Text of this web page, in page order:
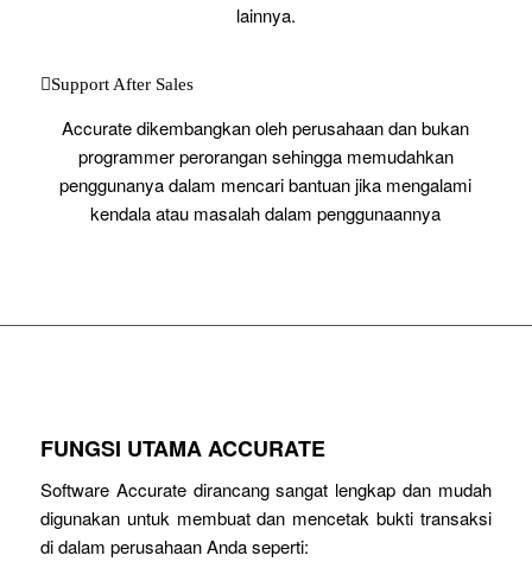
lainnya.
Support After Sales
Accurate dikembangkan oleh perusahaan dan bukan
programmer perorangan sehingga memudahkan
penggunanya dalam mencari bantuan jika mengalami
kendala atau masalah dalam penggunaannya
FUNGSI UTAMA ACCURATE
Software Accurate dirancang sangat lengkap dan mudah
digunakan untuk membuat dan mencetak bukti transaksi
di dalam perusahaan Anda seperti: